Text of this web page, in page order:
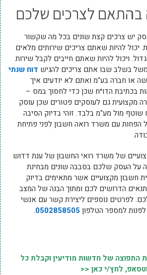
בהתאם לצרכים שלכם
יש צרכים קצת שונים בכל מה שקשור
יכול להיות שאתם צריכים שירותים מלאים
ויכול להיות שאתם חייבים לקבל שירות
בשלב שבו אתם צריכים להגיש דוח שנתי
או חברה בע"מ ואתם לא יודעים איך
בכתיבת הדו״ח שכן כדי לחסוך במס –
מקצועית גם לעוסקים פטורים שכן עוסק
שוטף מול מע"מ בלבד. ‏זוהי בדיוק הסיבה
הפחות עם משרד רואה חשבון לפני פתיחת
של משרד רואי החשבון של ענת דדוש
על העסק שלכם בסבבה שונים מבחינת
חשבון מקצועיים אשר מתאימים בדיוק
הדרושים לכם ומתוך הבנה של המצב
‏לפרטים נוספים ליצירת קשר עם אנשי
למספר הטלפון0502858505
.
התפוצה של חדשות מודיעין וקבלת כל
לחץ/י כאן <<